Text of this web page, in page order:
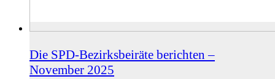
Die SPD-Bezirksbeiräte berichten –
November 2025